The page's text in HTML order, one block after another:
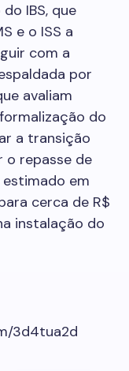
IBS, que
e o ISS a
com a
por
avaliam
do
a transição
repasse de
em
cerca de R$
instalação do
3d4tua2d